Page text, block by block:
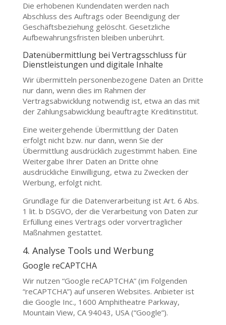
Die erhobenen Kundendaten werden nach
Abschluss des Auftrags oder Beendigung der
Geschäftsbeziehung gelöscht. Gesetzliche
Aufbewahrungsfristen bleiben unberührt.
Datenübermittlung bei Vertragsschluss für
Dienstleistungen und digitale Inhalte
Wir übermitteln personenbezogene Daten an Dritte
nur dann, wenn dies im Rahmen der
Vertragsabwicklung notwendig ist, etwa an das mit
der Zahlungsabwicklung beauftragte Kreditinstitut.
Eine weitergehende Übermittlung der Daten
erfolgt nicht bzw. nur dann, wenn Sie der
Übermittlung ausdrücklich zugestimmt haben. Eine
Weitergabe Ihrer Daten an Dritte ohne
ausdrückliche Einwilligung, etwa zu Zwecken der
Werbung, erfolgt nicht.
Grundlage für die Datenverarbeitung ist Art. 6 Abs.
1 lit. b DSGVO, der die Verarbeitung von Daten zur
Erfüllung eines Vertrags oder vorvertraglicher
Maßnahmen gestattet.
4. Analyse Tools und Werbung
Google reCAPTCHA
Wir nutzen “Google reCAPTCHA” (im Folgenden
“reCAPTCHA”) auf unseren Websites. Anbieter ist
die Google Inc., 1600 Amphitheatre Parkway,
Mountain View, CA 94043, USA (“Google”).